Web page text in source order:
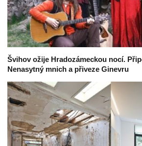
Švihov ožije Hradozámeckou nocí.
Nenasytný mnich a přiveze Ginevru